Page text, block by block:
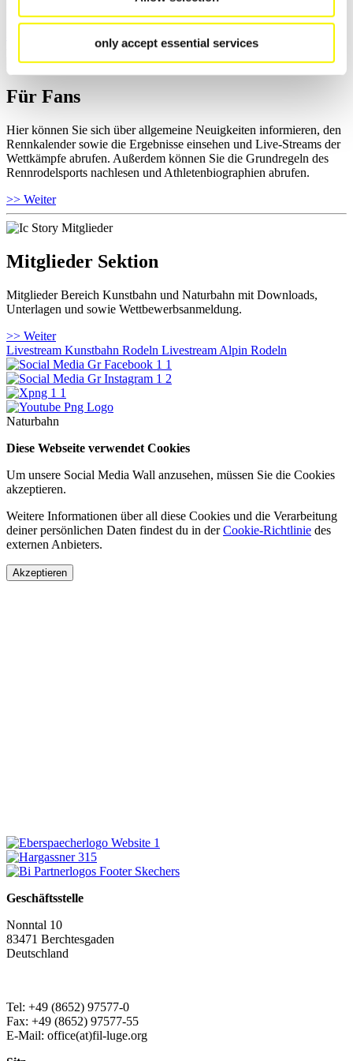
only accept essential services
Für Fans
Hier können Sie sich über allgemeine Neuigkeiten informieren, den
Rennkalender sowie die Ergebnisse einsehen und Live-Streams der
Wettkämpfe abrufen. Außerdem können Sie die Grundregeln des
Rennrodelsports nachlesen und Athletenbiographien abrufen.
>> Weiter
Mitglieder Sektion
Mitglieder Bereich Kunstbahn und Naturbahn mit Downloads,
Unterlagen und sowie Wettbewerbsanmeldung.
>> Weiter
Livestream Kunstbahn Rodeln Livestream Alpin Rodeln
Naturbahn
Diese Webseite verwendet Cookies
Um unsere Social Media Wall anzusehen, müssen Sie die Cookies
akzeptieren.
Weitere Informationen über all diese Cookies und die Verarbeitung
deiner persönlichen Daten findest du in derCookie-Richtlinie des
externen Anbieters.
Akzeptieren
Geschäftsstelle
Nonntal 10
83471 Berchtesgaden
Deutschland
Tel: +49 (8652) 97577-0
Fax: +49 (8652) 97577-55
E-Mail: office(at)fil-luge.org